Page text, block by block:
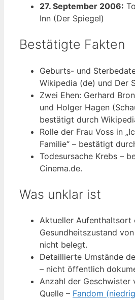
27. September 2006:
Inn (Der Spiegel)
Bestätigte Fakten
Geburts- und
Wikipedia (de) und Der
Zwei Ehen: Gerhard
und Holger Hagen
bestätigt durch
Rolle der Frau Voss in
Familie“ – bestätigt
Todesursache Krebs –
Cinema.de.
Was unklar ist
Aktueller Aufenthaltsort
Gesundheitszustand
nicht belegt.
Detaillierte Umstände
– nicht öffentlich
Anzahl der Geschwister
Quelle – Fandom